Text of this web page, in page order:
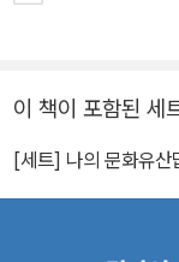
이 책이 포함된 세
[세트] 나의 문화유